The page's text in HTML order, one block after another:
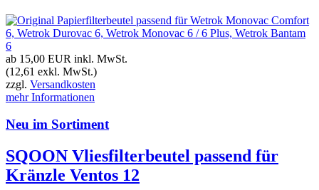
ab 15,00 EUR inkl. MwSt.
(12,61 exkl. MwSt.)
zzgl. Versandkosten
mehr Informationen
Neu im Sortiment
SQOON Vliesfilterbeutel passend für
Kränzle Ventos 12